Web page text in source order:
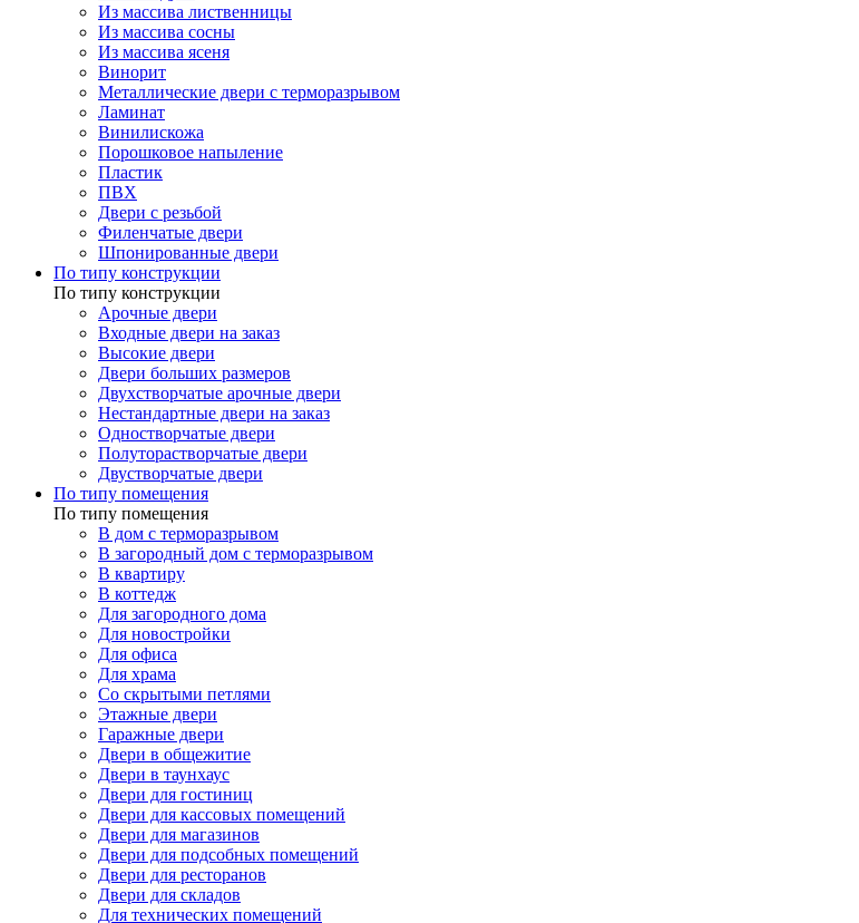
Из массива лиственницы
Из массива сосны
Из массива ясеня
Винорит
Металлические двери с терморазрывом
Ламинат
Винилискожа
Порошковое напыление
Пластик
ПВХ
Двери с резьбой
Филенчатые двери
Шпонированные двери
По типу конструкции
По типу конструкции
Арочные двери
Входные двери на заказ
Высокие двери
Двери больших размеров
Двухстворчатые арочные двери
Нестандартные двери на заказ
Одностворчатые двери
Полуторастворчатые двери
Двустворчатые двери
По типу помещения
По типу помещения
В дом с терморазрывом
В загородный дом с терморазрывом
В квартиру
В коттедж
Для загородного дома
Для новостройки
Для офиса
Для храма
Со скрытыми петлями
Этажные двери
Гаражные двери
Двери в общежитие
Двери в таунхаус
Двери для гостиниц
Двери для кассовых помещений
Двери для магазинов
Двери для подсобных помещений
Двери для ресторанов
Двери для складов
Для технических помещений